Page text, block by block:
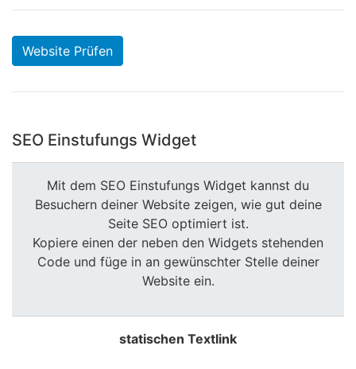
Website Prüfen
SEO Einstufungs Widget
Mit dem SEO Einstufungs Widget kannst du
Besuchern deiner Website zeigen, wie gut deine
Seite SEO optimiert ist.
Kopiere einen der neben den Widgets stehenden
Code und füge in an gewünschter Stelle deiner
Website ein.
statischen Textlink